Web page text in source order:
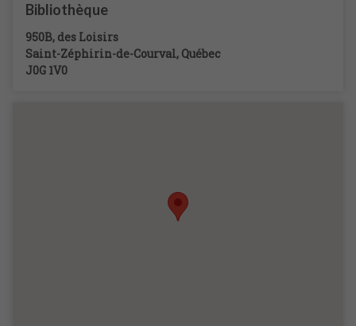
Bibliothèque
950B, des Loisirs
Saint-Zéphirin-de-Courval, Québec
J0G 1V0